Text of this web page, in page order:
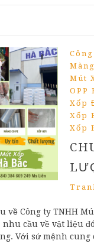
Mút
OPP
Xốp
Xốp
Xốp
về Công ty TNHH
cầu về vật liệu
Với sứ mệnh cung